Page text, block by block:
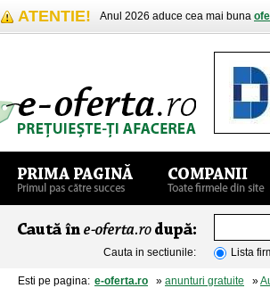
ATENTIE! Anul 2026 aduce cea mai buna
Cauta in sectiunile: Lista
Esti pe pagina: e-oferta.ro » anunturi gratuite »